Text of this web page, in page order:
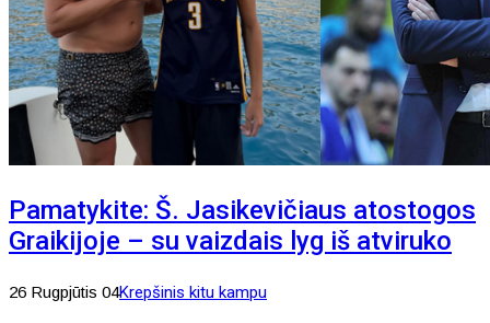
Pamatykite: Š. Jasikevičiaus atostogos
Graikijoje – su vaizdais lyg iš atviruko
26 Rugpjūtis 04Krepšinis kitu kampu